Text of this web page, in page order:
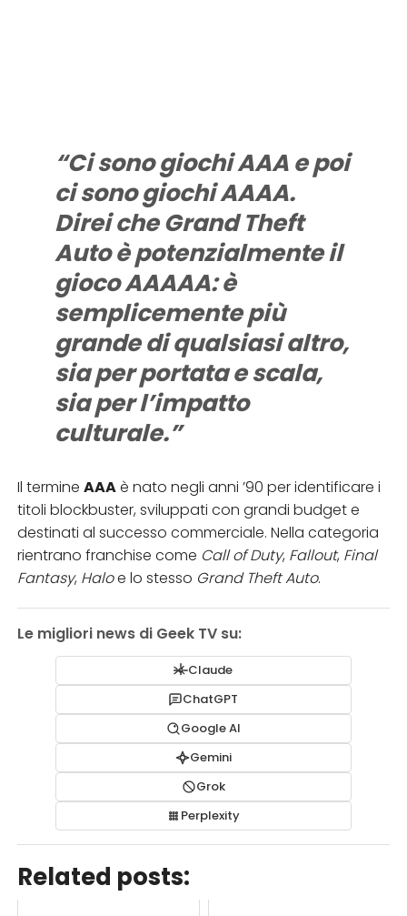
“Ci sono giochi AAA e poi
ci sono giochi AAAA.
Direi che Grand Theft
Auto è potenzialmente il
gioco AAAAA: è
semplicemente più
grande di qualsiasi altro,
sia per portata e scala,
sia per l’impatto
culturale.”
Il termine AAAè nato negli anni ’90 per identificare i
titoli blockbuster, sviluppati con grandi budget e
destinati al successo commerciale. Nella categoria
rientrano franchise come Call of Duty, Fallout, Final
Fantasy, Haloe lo stesso Grand Theft Auto.
Le migliori news di Geek TV su:
Claude
ChatGPT
Google AI
Gemini
Grok
Perplexity
Related posts: